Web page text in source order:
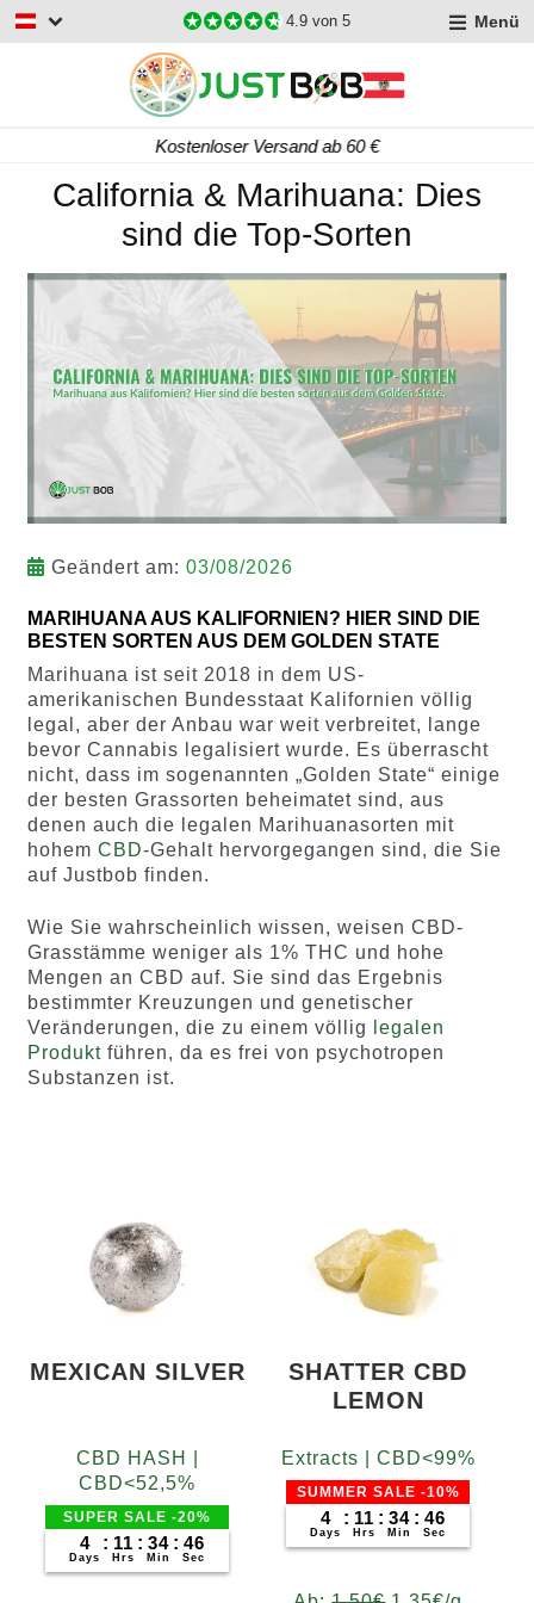
4.9 von 5 Menü
Kostenloser Versand ab 60 €
California & Marihuana: Dies
sind die Top-Sorten
Geändert am: 03/08/2026
MARIHUANA AUS KALIFORNIEN? HIER SIND DIE
BESTEN SORTEN AUS DEM GOLDEN STATE
Marihuana ist seit 2018 in dem US-
amerikanischen Bundesstaat Kalifornien völlig
legal, aber der Anbau war weit verbreitet, lange
bevor Cannabis legalisiert wurde. Es überrascht
nicht, dass im sogenannten „Golden State“ einige
der besten Grassorten beheimatet sind, aus
denen auch die legalen Marihuanasorten mit
hohem CBD-Gehalt hervorgegangen sind, die Sie
auf Justbob finden.
Wie Sie wahrscheinlich wissen, weisen CBD-
Grasstämme weniger als 1% THC und hohe
Mengen an CBD auf. Sie sind das Ergebnis
bestimmter Kreuzungen und genetischer
Veränderungen, die zu einem völlig
legalen
Produktführen, da es frei von psychotropen
Substanzen ist.
MEXICAN SILVER
CBD HASH |
CBD<52,5%
SUPER SALE -20%
4
Days
: 11
Hrs
: 34
Min
: 46
Sec
SHATTER CBD
LEMON
Extracts | CBD<99%
SUMMER SALE -10%
4
Days
: 11
Hrs
: 34
Min
: 46
Sec